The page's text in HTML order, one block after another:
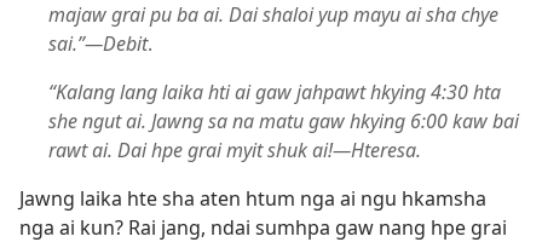
majaw grai pu ba ai. Dai shaloi yup mayu ai sha chye
sai.”​—Debit.
“Kalang lang laika hti ai gaw jahpawt hkying 4:30 hta
she ngut ai. Jawng sa na matu gaw hkying 6:00 kaw bai
rawt ai. Dai hpe grai myit shuk ai!​—Hteresa.
Jawng laika hte sha aten htum nga ai ngu hkamsha
nga ai kun? Rai jang, ndai sumhpa gaw nang hpe grai